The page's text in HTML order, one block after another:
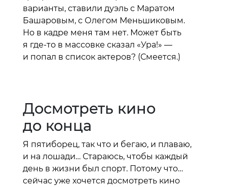
варианты, ставили дуэль с Маратом
Башаровым, с Олегом Меньшиковым.
Но в кадре меня там нет. Может быть
я где-то в массовке сказал «Ура!» —
и попал в список актеров? (Смеется.)
Досмотреть кино
до конца
Я пятиборец, так что и бегаю, и плаваю,
и на лошади… Стараюсь, чтобы каждый
день в жизни был спорт. Потому что…
сейчас уже хочется досмотреть кино